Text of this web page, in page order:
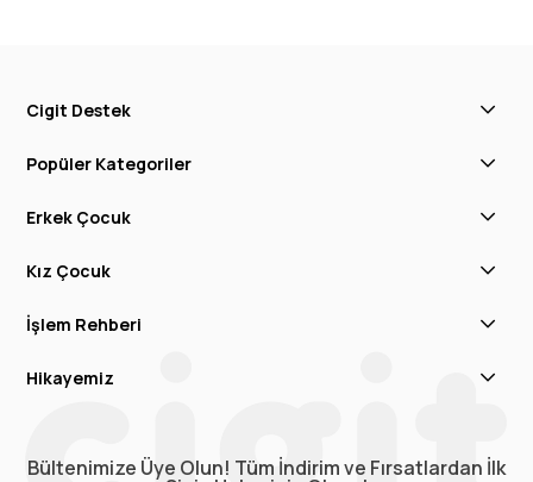
Cigit Destek
Popüler Kategoriler
Erkek Çocuk
Kız Çocuk
İşlem Rehberi
Hikayemiz
Bültenimize Üye Olun! Tüm İndirim ve Fırsatlardan İlk